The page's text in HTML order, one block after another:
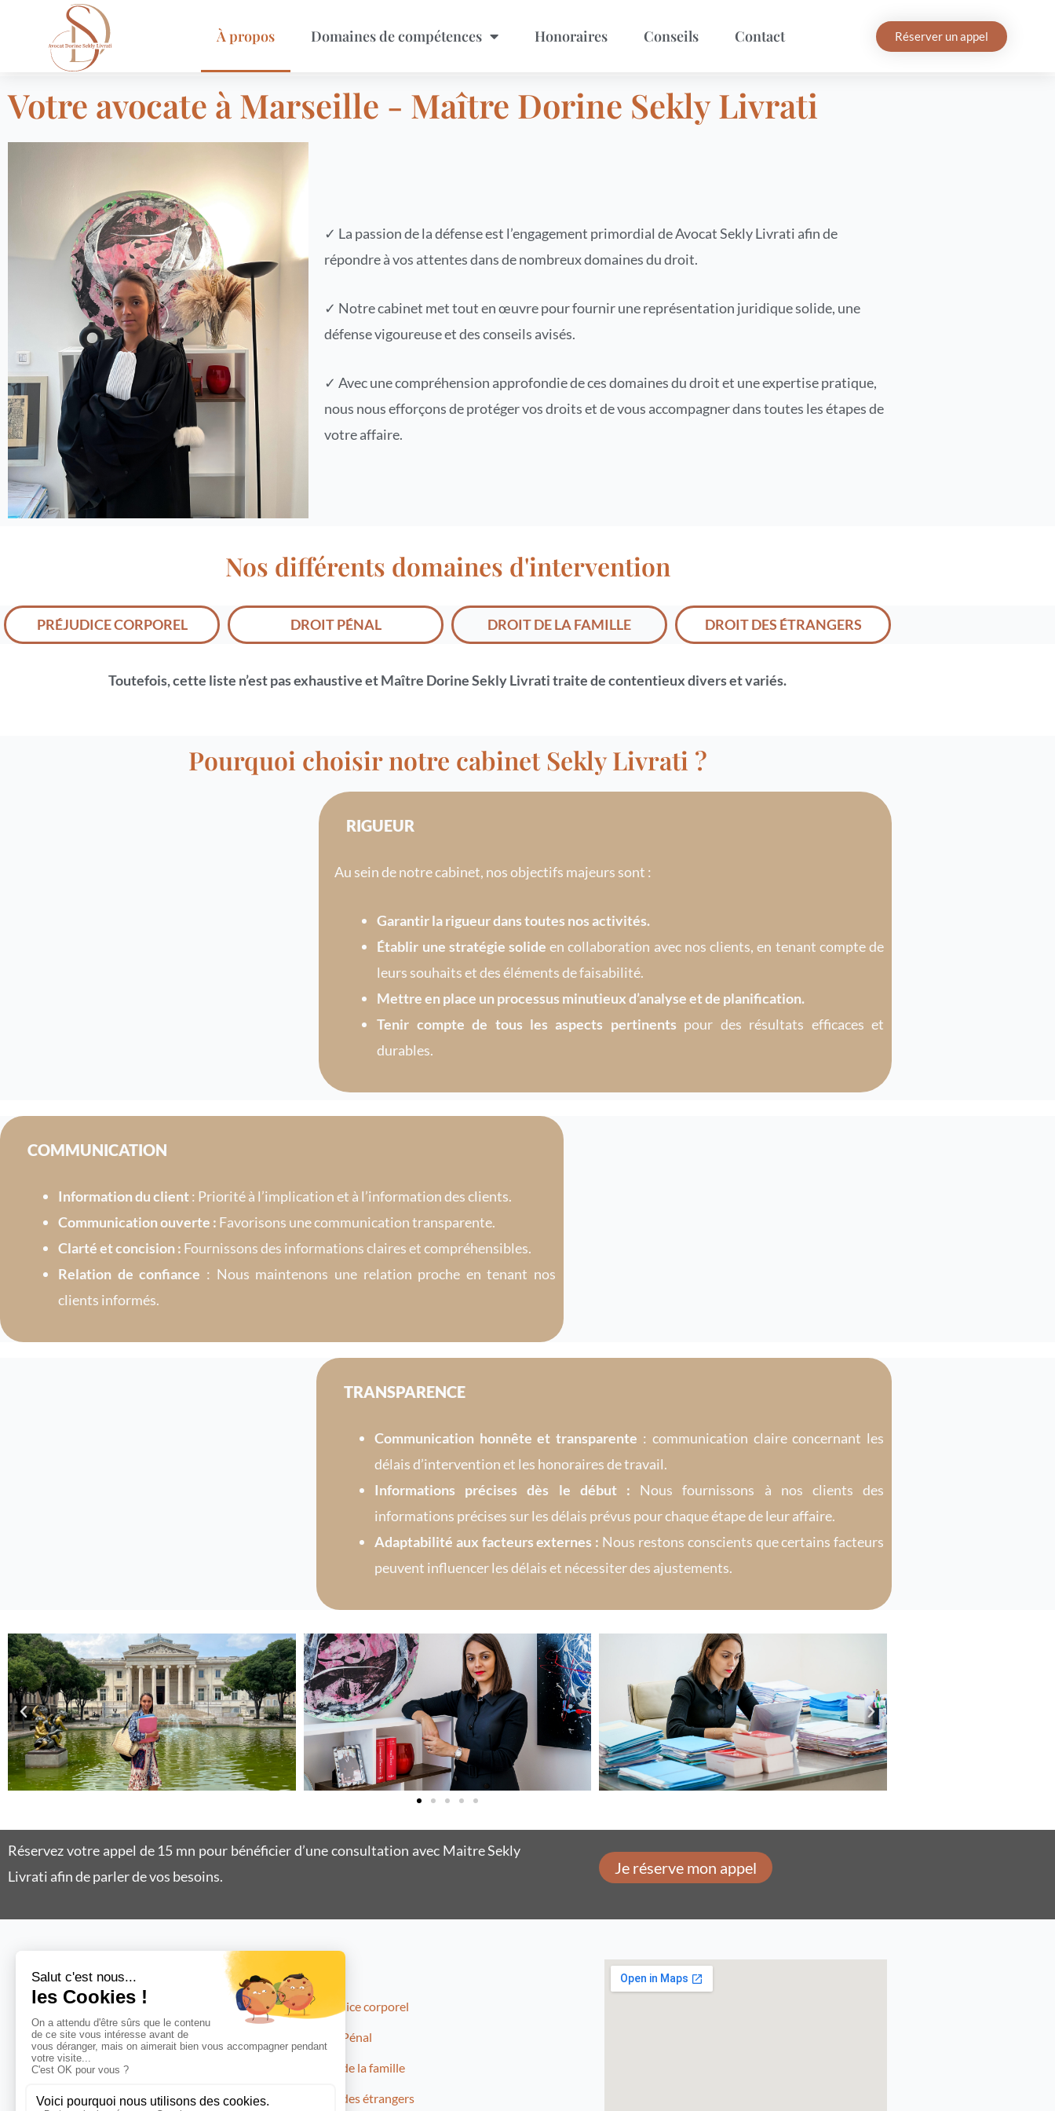
contenu
À propos Domaines de compétences Honoraires Conseils Contact Réserver un appel
Votre avocate à Marseille - Maître Dorine Sekly Livrati
✓ La passion de la défense est l’engagement primordial de Avocat Sekly Livrati afin de
répondre à vos attentes dans de nombreux domaines du droit.
✓ Notre cabinet met tout en œuvre pour fournir une représentation juridique solide, une
défense vigoureuse et des conseils avisés.
✓ Avec une compréhension approfondie de ces domaines du droit et une expertise pratique,
nous nous efforçons de protéger vos droits et de vous accompagner dans toutes les étapes de
votre affaire.
Nos différents domaines d'intervention
PRÉJUDICE CORPOREL DROIT PÉNAL DROIT DE LA FAMILLE DROIT DES ÉTRANGERS
Toutefois, cette liste n’est pas exhaustive et Maître Dorine Sekly Livrati traite de contentieux divers et variés.
Pourquoi choisir notre cabinet Sekly Livrati ?
RIGUEUR
Au sein de notre cabinet, nos objectifs majeurs sont :
Garantir la rigueur dans toutes nos activités.
Établir une stratégie solide en collaboration avec nos clients, en tenant compte de
leurs souhaits et des éléments de faisabilité.
Mettre en place un processus minutieux d’analyse et de planification.
Tenir compte de tous les aspects pertinents pour des résultats efficaces et
durables.
COMMUNICATION
Information du client: Priorité à l’implication et à l’information des clients.
Communication ouverte : Favorisons une communication transparente.
Clarté et concision : Fournissons des informations claires et compréhensibles.
Relation de confiance : Nous maintenons une relation proche en tenant nos
clients informés.
TRANSPARENCE
Communication honnête et transparente : communication claire concernant les
délais d’intervention et les honoraires de travail.
Informations précises dès le début : Nous fournissons à nos clients des
informations précises sur les délais prévus pour chaque étape de leur affaire.
Adaptabilité aux facteurs externes : Nous restons conscients que certains facteurs
peuvent influencer les délais et nécessiter des ajustements.
Réservez votre appel de 15 mn pour bénéficier d’une consultation avec Maitre Sekly
Livrati afin de parler de vos besoins.
Je réserve mon appel
Cabinet Avocat Dorine Sekly Livrati,
Préjudice corporel
Droit Pénal
Droit de la famille
Droit des étrangers